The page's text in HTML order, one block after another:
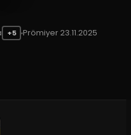
+5 Prömiyer 23.11.2025